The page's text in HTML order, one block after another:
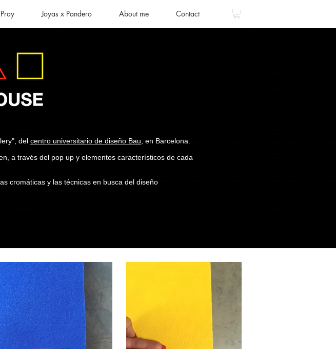
Joyas x Pandero About me Contact
del centro universitario de diseño Bau, en Barcelona.
a través del pop up y elementos característicos de cada
cromáticas y las técnicas en busca del diseño